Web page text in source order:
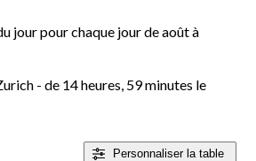
jour pour chaque jour de août à
- de 14 heures, 59 minutes le
Personnaliserla table